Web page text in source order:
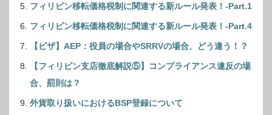
フィリピン移転価格税制に関連する新ルール発表！-Part.1
フィリピン移転価格税制に関連する新ルール発表！-Part.4
【ビザ】AEP：役員の場合やSRRVの場合、どう違う！？
【フィリピン支店徹底解説⑤】コンプライアンス違反の場
合、罰則は？
外貨取り扱いにおけるBSP登録について